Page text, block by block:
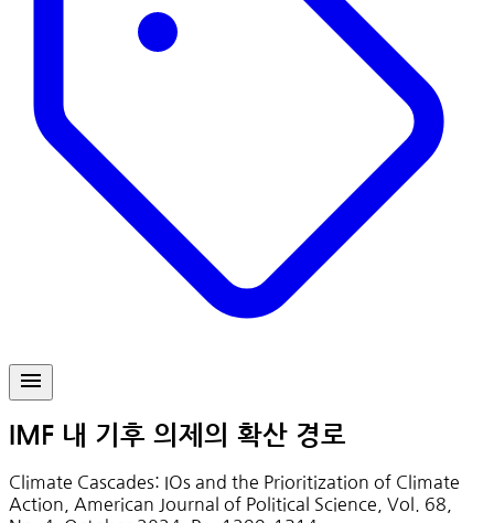
IMF 내 기후 의제의 확산 경로
Climate Cascades: IOs and the Prioritization of Climate
Action, American Journal of Political Science, Vol. 68,